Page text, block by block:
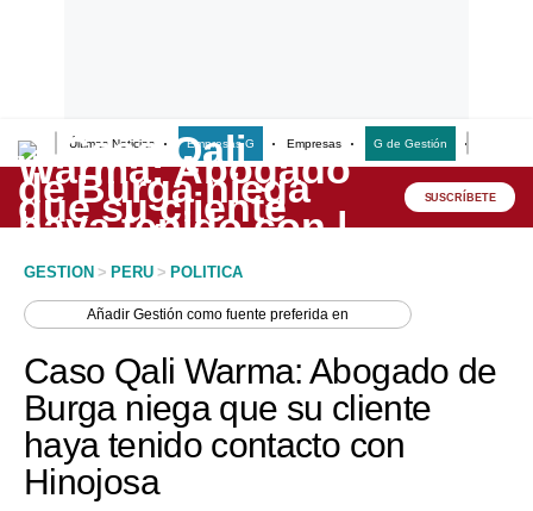
Últimas Noticias Empresas G Empresas G de Gestión
Lo último
Peru Quiosco
Economía
Mercados
Perú
SUSCRÍBETE
GESTION > PERU > POLITICA
AñadirGestión como fuente preferida en
Caso Qali Warma: Abogado de
Burga niega que su cliente
haya tenido contacto con
Hinojosa